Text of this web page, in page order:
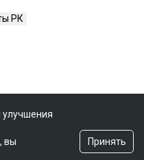
РК
вы
Принять